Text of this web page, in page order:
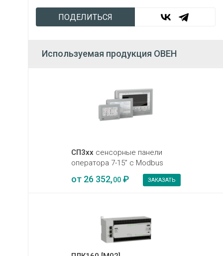
ПОДЕЛИТЬСЯ
Используемая продукция ОВЕН
СП3хх сенсорные панели
оператора 7-15” с Modbus
от 26 352,00 ₽ ЗАКАЗАТЬ